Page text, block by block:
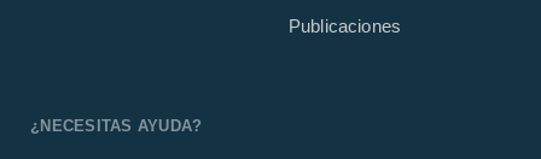
Publicaciones
¿NECESITAS AYUDA?